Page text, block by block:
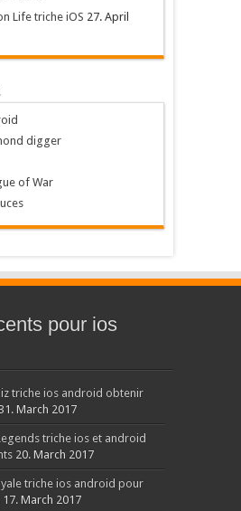
Life triche iOS 27. April
digger
of War
pour ios
triche ios android obtenir
March 2017
triche ios et android
20. March 2017
triche ios android pour
17. March 2017